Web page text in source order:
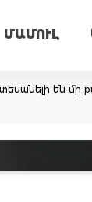
ՄԱՄՈՒԼ
են մի